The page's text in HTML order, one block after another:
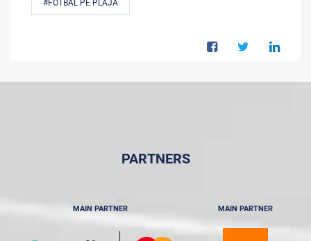
#FOTBAL PE PLAJĂ
PARTNERS
MAIN PARTNER MAIN PARTNER